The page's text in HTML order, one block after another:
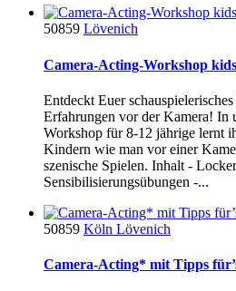
50859 Lövenich
Camera-Acting-Workshop kids
Entdeckt Euer
Erfahrungen vor der Kamera! In
Workshop für 8-12 jährige lernt
Kindern wie man vor einer
szenische Spielen. Inhalt -
Sensibilisierungsübungen -...
50859 Köln Lövenich
Camera-Acting* mit Tipps